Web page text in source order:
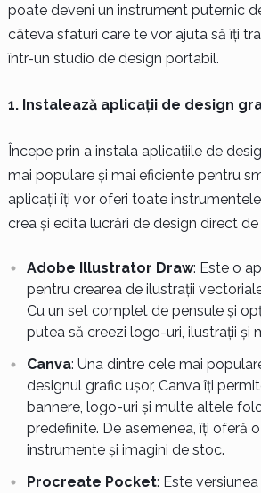
poate deveni un instrument puternic
câteva sfaturi care te vor ajuta să îți
într-un studio de design portabil.
1. Instalează aplicații de design
Începe prin a instala aplicațiile de
mai populare și mai eficiente pentru
aplicații îți vor oferi toate
crea și edita lucrări de design direct
Adobe Illustrator Draw: Este o
pentru crearea de ilustrații
Cu un set complet de pensule și
putea să creezi logo-uri, ilustrații și
Canva: Una dintre cele mai
designul grafic ușor, Canva îți
bannere, logo-uri și multe altele
predefinite. De asemenea, îți oferă
instrumente și imagini de stoc.
Procreate Pocket: Este